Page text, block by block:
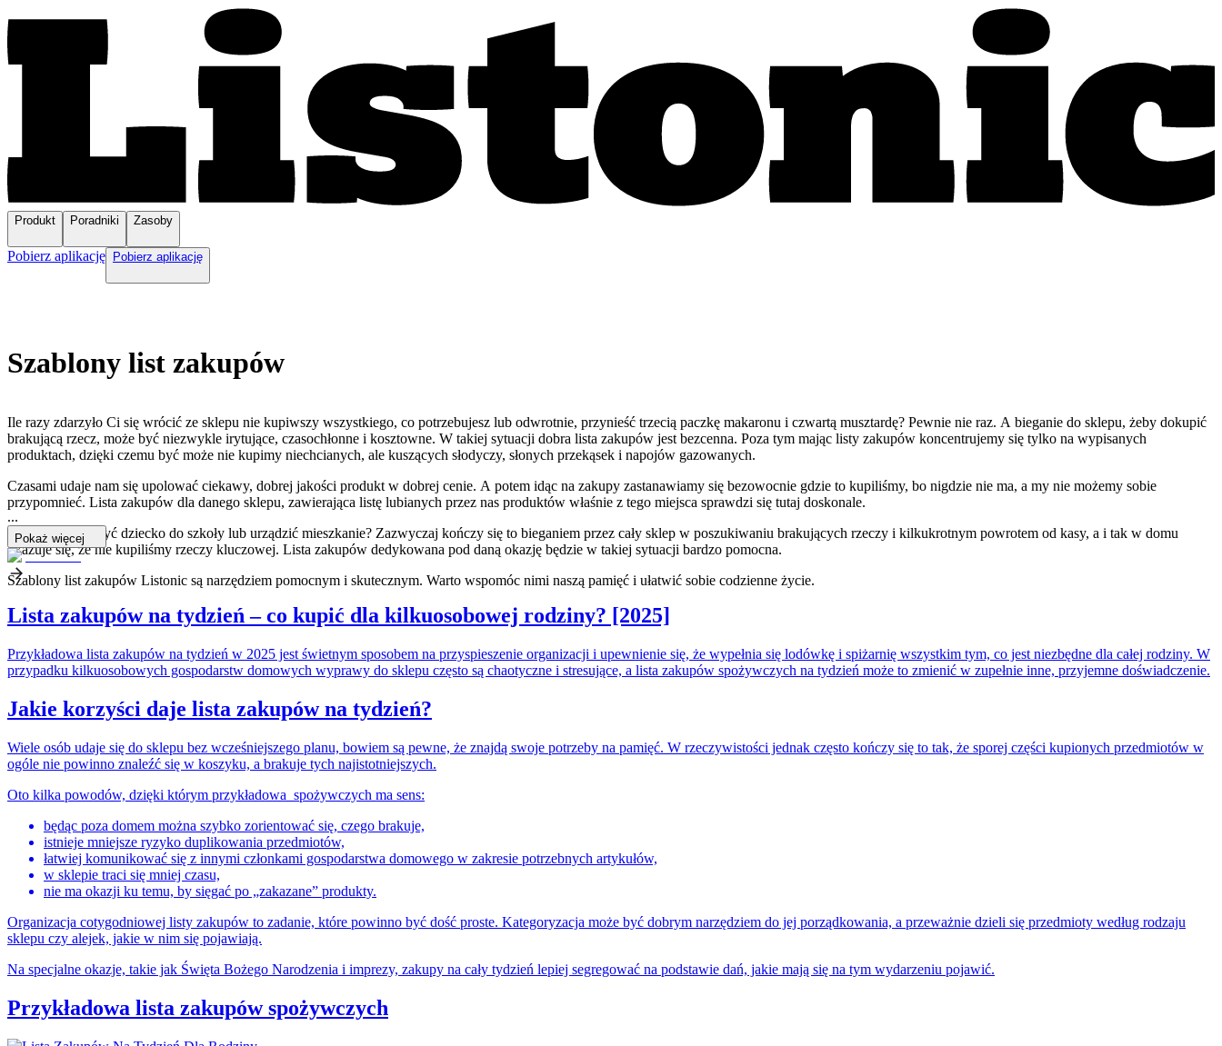
Produkt Poradniki Zasoby
Pobierz aplikację Pobierz aplikację
Szablony list zakupów
Ile razy zdarzyło Ci się wrócić ze sklepu nie kupiwszy wszystkiego, co potrzebujesz lub odwrotnie, przynieść trzecią paczkę makaronu i czwartą musztardę? Pewnie nie raz. A bieganie do sklepu, żeby dokupić
brakującą rzecz, może być niezwykle irytujące, czasochłonne i kosztowne. W takiej sytuacji dobra lista zakupów jest bezcenna. Poza tym mając listy zakupów koncentrujemy się tylko na wypisanych
produktach, dzięki czemu być może nie kupimy niechcianych, ale kuszących słodyczy, słonych przekąsek i napojów gazowanych.
Czasami udaje nam się upolować ciekawy, dobrej jakości produkt w dobrej cenie. A potem idąc na zakupy zastanawiamy się bezowocnie gdzie to kupiliśmy, bo nigdzie nie ma, a my nie możemy sobie
przypomnieć. Lista zakupów dla danego sklepu, zawierająca listę lubianych przez nas produktów właśnie z tego miejsca sprawdzi się tutaj doskonale.
Chcesz wyposażyć dziecko do szkoły lub urządzić mieszkanie? Zazwyczaj kończy się to bieganiem przez cały sklep w poszukiwaniu brakujących rzeczy i kilkukrotnym powrotem od kasy, a i tak w domu
okazuje się, że nie kupiliśmy rzeczy kluczowej. Lista zakupów dedykowana pod daną okazję będzie w takiej sytuacji bardzo pomocna.
Szablony list zakupów Listonic są narzędziem pomocnym i skutecznym. Warto wspomóc nimi naszą pamięć i ułatwić sobie codzienne życie.
...
Pokaż więcej
Lista zakupów na tydzień – co kupić dla kilkuosobowej rodziny? [2025]
Przykładowa lista zakupów na tydzień w 2025 jest świetnym sposobem na przyspieszenie organizacji i upewnienie się, że wypełnia się lodówkę i spiżarnię wszystkim tym, co jest niezbędne dla całej rodziny. W
przypadku kilkuosobowych gospodarstw domowych wyprawy do sklepu często są chaotyczne i stresujące, a lista zakupów spożywczych na tydzień może to zmienić w zupełnie inne, przyjemne doświadczenie.
Jakie korzyści daje lista zakupów na tydzień?
Wiele osób udaje się do sklepu bez wcześniejszego planu, bowiem są pewne, że znajdą swoje potrzeby na pamięć. W rzeczywistości jednak często kończy się to tak, że sporej części kupionych przedmiotów w
ogóle nie powinno znaleźć się w koszyku, a brakuje tych najistotniejszych.
Oto kilka powodów, dzięki którym przykładowa spożywczych ma sens:
będąc poza domem można szybko zorientować się, czego brakuje,
istnieje mniejsze ryzyko duplikowania przedmiotów,
łatwiej komunikować się z innymi członkami gospodarstwa domowego w zakresie potrzebnych artykułów,
w sklepie traci się mniej czasu,
nie ma okazji ku temu, by sięgać po „zakazane” produkty.
Organizacja cotygodniowej listy zakupów to zadanie, które powinno być dość proste. Kategoryzacja może być dobrym narzędziem do jej porządkowania, a przeważnie dzieli się przedmioty według rodzaju
sklepu czy alejek, jakie w nim się pojawiają.
Na specjalne okazje, takie jak Święta Bożego Narodzenia i imprezy, zakupy na cały tydzień lepiej segregować na podstawie dań, jakie mają się na tym wydarzeniu pojawić.
Przykładowa lista zakupów spożywczych